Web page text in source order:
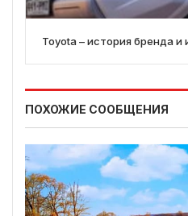
Toyota – история бренда
ПОХОЖИЕ СООБЩЕНИЯ